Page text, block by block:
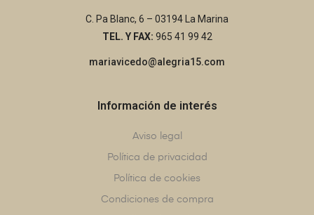
C. Pa Blanc, 6 – 03194 La Marina
TEL. Y FAX: 965 41 99 42
mariavicedo@alegria15.com
Información de interés
Aviso legal
Política de privacidad
Política de cookies
Condiciones de compra